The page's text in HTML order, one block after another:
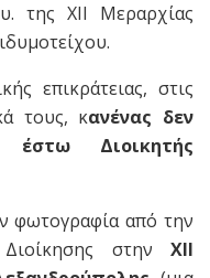
της ΧΙΙ Μεραρχίας
επικράτειας, στις
τους, κανένας δεν
έστω Διοικητής
φωτογραφία από την
στην ΧΙΙ